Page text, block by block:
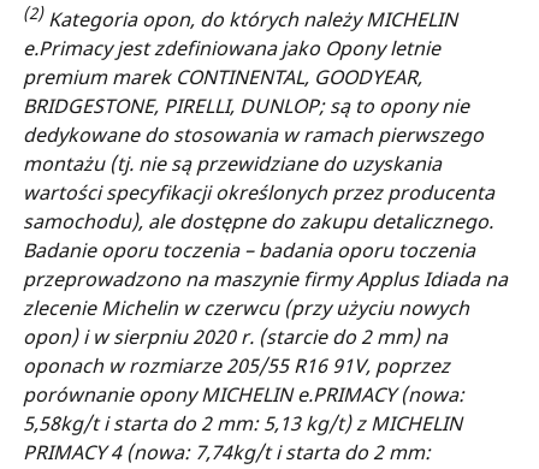
(2)Kategoria opon, do których należy MICHELIN
e.Primacy jest zdefiniowana jako Opony letnie
premium marek CONTINENTAL, GOODYEAR,
BRIDGESTONE, PIRELLI, DUNLOP; są to opony nie
dedykowane do stosowania w ramach pierwszego
montażu (tj. nie są przewidziane do uzyskania
wartości specyfikacji określonych przez producenta
samochodu), ale dostępne do zakupu detalicznego.
Badanie oporu toczenia – badania oporu toczenia
przeprowadzono na maszynie firmy Applus Idiada na
zlecenie Michelin w czerwcu (przy użyciu nowych
opon) i w sierpniu 2020 r. (starcie do 2 mm) na
oponach w rozmiarze 205/55 R16 91V, poprzez
porównanie opony MICHELIN e.PRIMACY (nowa:
5,58kg/t i starta do 2 mm: 5,13 kg/t) z MICHELIN
PRIMACY 4 (nowa: 7,74kg/t i starta do 2 mm: